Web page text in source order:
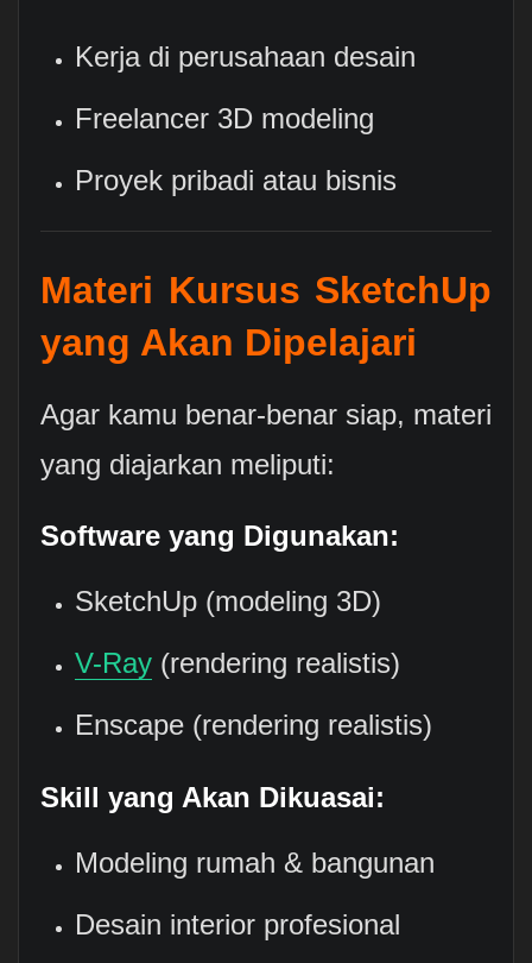
Kerja di perusahaan desain
Freelancer 3D modeling
Proyek pribadi atau bisnis
Materi Kursus SketchUp
yang Akan Dipelajari
Agar kamu benar-benar siap, materi
yang diajarkan meliputi:
Software yang Digunakan:
SketchUp (modeling 3D)
V-Ray (rendering realistis)
Enscape (rendering realistis)
Skill yang Akan Dikuasai:
Modeling rumah & bangunan
Desain interior profesional